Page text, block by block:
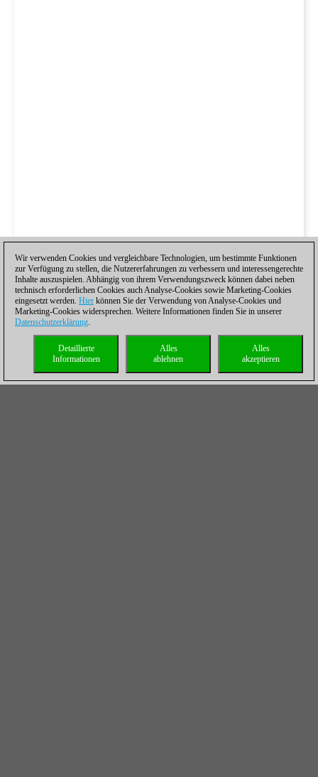
Wir verwenden Cookies und vergleichbare Technologien, um bestimmte Funktionen
zur Verfügung zu stellen, die Nutzererfahrungen zu verbessern und interessengerechte
Inhalte auszuspielen. Abhängig von ihrem Verwendungszweck können dabei neben
technisch erforderlichen Cookies auch Analyse-Cookies sowie Marketing-Cookies
eingesetzt werden. Hier können Sie der Verwendung von Analyse-Cookies und
Marketing-Cookies widersprechen. Weitere Informationen finden Sie in unserer
Datenschutzerklärung.
Alles
akzeptieren
Alles
ablehnen
Detaillierte
Informationen